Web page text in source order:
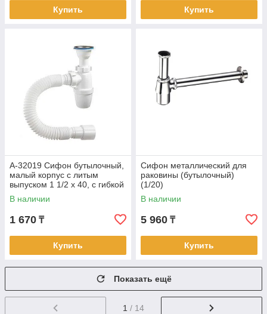
Купить Купить
А-32019 Сифон бутылочный,
малый корпус с литым
выпуском 1 1/2 х 40, с гибкой
трубой 40-40/50 (40)
В наличии
1 670 ₸
Купить
Сифон металлический для
раковины (бутылочный)
(1/20)
В наличии
5 960 ₸
Купить
Показать ещё
1 / 14